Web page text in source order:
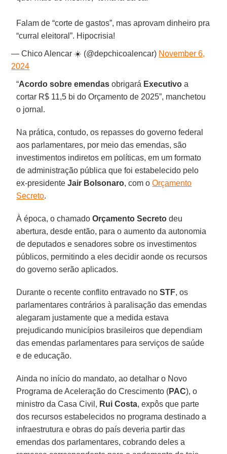
Falam de “corte de gastos”, mas aprovam dinheiro pra
“curral eleitoral”. Hipocrisia!
— Chico Alencar ☀️ (@depchicoalencar) November 6,
2024
“Acordo sobre emendas obrigará Executivo a
cortar R$ 11,5 bi do Orçamento de 2025”, manchetou
o jornal.
Na prática, contudo, os repasses do governo federal
aos parlamentares, por meio das emendas, são
investimentos indiretos em políticas, em um formato
de administração pública que foi estabelecido pelo
ex-presidenteJair Bolsonaro, com oOrçamento
Secreto.
À época, o chamadoOrçamento Secreto deu
abertura, desde então, para o aumento da autonomia
de deputados e senadores sobre os investimentos
públicos, permitindo a eles decidir aonde os recursos
do governo serão aplicados.
Durante o recente conflito entravado noSTF, os
parlamentares contrários à paralisação das emendas
alegaram justamente que a medida estava
prejudicando municípios brasileiros que dependiam
das emendas parlamentares para serviços de saúde
e de educação.
Ainda no início do mandato, ao detalhar o Novo
Programa de Aceleração do Crescimento (PAC), o
ministro da Casa Civil, Rui Costa, expôs que parte
dos recursos estabelecidos no programa destinado a
infraestrutura e obras do país deveria partir das
emendas dos parlamentares, cobrando deles a